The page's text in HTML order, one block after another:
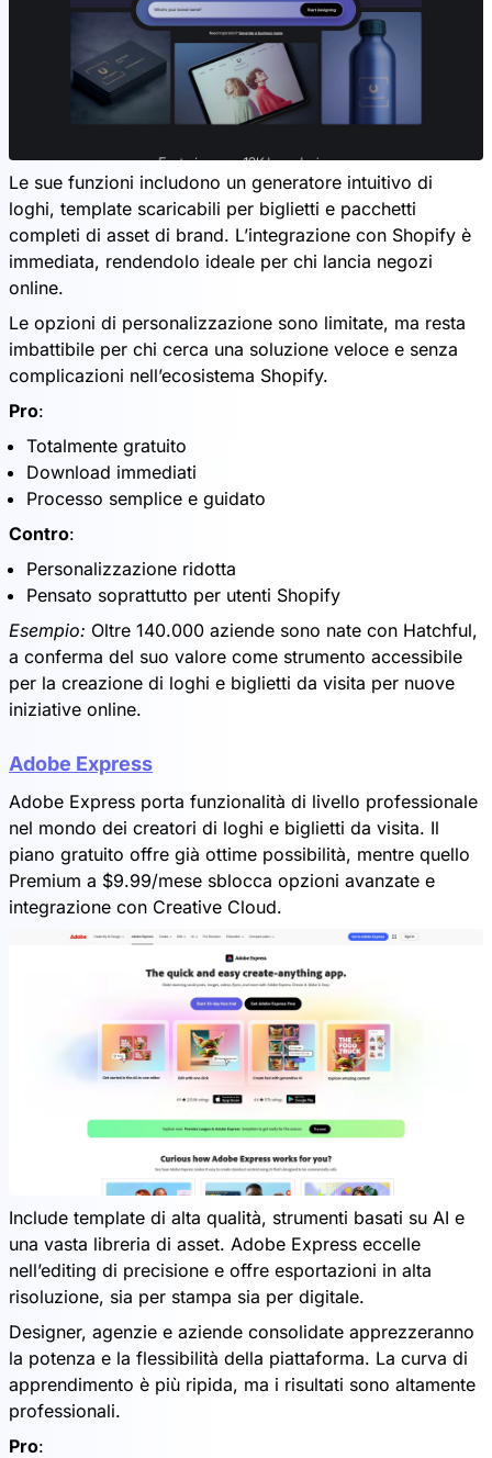
Le sue funzioni includono un generatore intuitivo di
loghi, template scaricabili per biglietti e pacchetti
completi di asset di brand. L’integrazione con Shopify è
immediata, rendendolo ideale per chi lancia negozi
online.
Le opzioni di personalizzazione sono limitate, ma resta
imbattibile per chi cerca una soluzione veloce e senza
complicazioni nell’ecosistema Shopify.
Pro:
Totalmente gratuito
Download immediati
Processo semplice e guidato
Contro:
Personalizzazione ridotta
Pensato soprattutto per utenti Shopify
Esempio: Oltre 140.000 aziende sono nate con Hatchful,
a conferma del suo valore come strumento accessibile
per la creazione di loghi e biglietti da visita per nuove
iniziative online.
Adobe Express
Adobe Express porta funzionalità di livello professionale
nel mondo dei creatori di loghi e biglietti da visita. Il
piano gratuito offre già ottime possibilità, mentre quello
Premium a $9.99/mese sblocca opzioni avanzate e
integrazione con Creative Cloud.
Include template di alta qualità, strumenti basati su AI e
una vasta libreria di asset. Adobe Express eccelle
nell’editing di precisione e offre esportazioni in alta
risoluzione, sia per stampa sia per digitale.
Designer, agenzie e aziende consolidate apprezzeranno
la potenza e la flessibilità della piattaforma. La curva di
apprendimento è più ripida, ma i risultati sono altamente
professionali.
Pro: